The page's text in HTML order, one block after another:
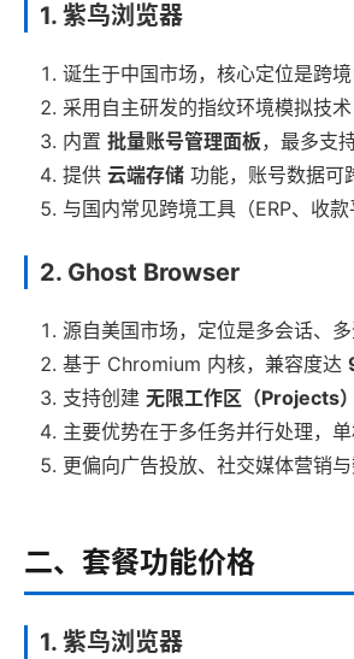
1. 紫鸟浏览器
诞生于中国市场，核心定位是跨境
采用自主研发的指纹环境模拟技
内置 批量账号管理面板，最多支
提供 云端存储 功能，账号数据可
与国内常见跨境工具（ERP、收
2. Ghost Browser
源自美国市场，定位是多会话、多
基于 Chromium 内核，兼容度达
支持创建 无限工作区（Projects）
主要优势在于多任务并行处理，
更偏向广告投放、社交媒体营销
二、套餐功能价格
1. 紫鸟浏览器